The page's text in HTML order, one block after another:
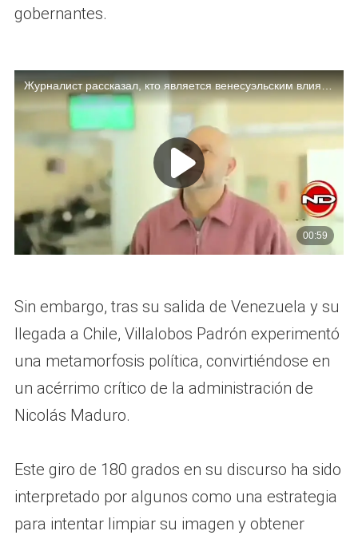
gobernantes.
Sin embargo, tras su salida de Venezuela y su
llegada a Chile, Villalobos Padrón experimentó
una metamorfosis política, convirtiéndose en
un acérrimo crítico de la administración de
Nicolás Maduro.
Este giro de 180 grados en su discurso ha sido
interpretado por algunos como una estrategia
para intentar limpiar su imagen y obtener